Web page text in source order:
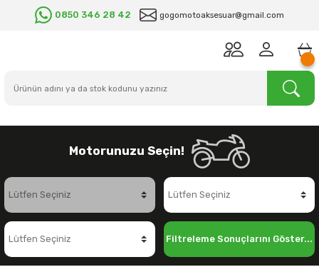
0850 346 28 42 gogomotoaksesuar@gmail.com
Motorunuzu Seçin!
Filtreleme Sonuçlarını Göster...